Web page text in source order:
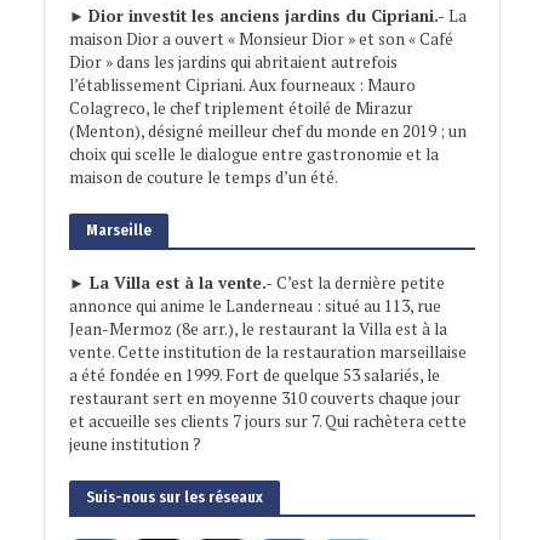
► Dior investit les anciens jardins du Cipriani.- La
maison Dior a ouvert « Monsieur Dior » et son « Café
Dior » dans les jardins qui abritaient autrefois
l’établissement Cipriani. Aux fourneaux : Mauro
Colagreco, le chef triplement étoilé de Mirazur
(Menton), désigné meilleur chef du monde en 2019 ; un
choix qui scelle le dialogue entre gastronomie et la
maison de couture le temps d’un été.
Marseille
► La Villa est à la vente.- C’est la dernière petite
annonce qui anime le Landerneau : situé au 113, rue
Jean-Mermoz (8e arr.), le restaurant la Villa est à la
vente. Cette institution de la restauration marseillaise
a été fondée en 1999. Fort de quelque 53 salariés, le
restaurant sert en moyenne 310 couverts chaque jour
et accueille ses clients 7 jours sur 7. Qui rachètera cette
jeune institution ?
Suis-nous sur les réseaux